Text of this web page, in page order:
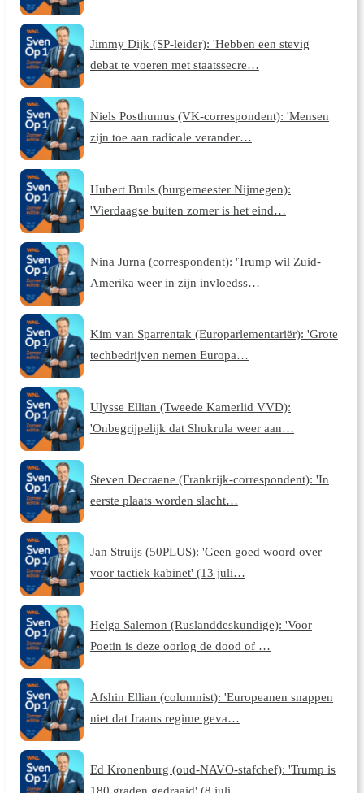
Jimmy Dijk (SP-leider): 'Hebben een stevig
debat te voeren met staatssecre…
Niels Posthumus (VK-correspondent): 'Mensen
zijn toe aan radicale verander…
Hubert Bruls (burgemeester Nijmegen):
'Vierdaagse buiten zomer is het eind…
Nina Jurna (correspondent): 'Trump wil Zuid-
Amerika weer in zijn invloedss…
Kim van Sparrentak (Europarlementariër): 'Grote
techbedrijven nemen Europa…
Ulysse Ellian (Tweede Kamerlid VVD):
'Onbegrijpelijk dat Shukrula weer aan…
Steven Decraene (Frankrijk-correspondent): 'In
eerste plaats worden slacht…
Jan Struijs (50PLUS): 'Geen goed woord over
voor tactiek kabinet' (13 juli…
Helga Salemon (Ruslanddeskundige): 'Voor
Poetin is deze oorlog de dood of …
Afshin Ellian (columnist): 'Europeanen snappen
niet dat Iraans regime geva…
Ed Kronenburg (oud-NAVO-stafchef): 'Trump is